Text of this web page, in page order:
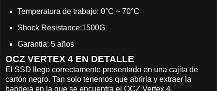
Temperatura de trabajo: 0°C ~ 70°C
Shock Resistance:1500G
Garantia: 5 años
OCZ VERTEX 4 EN DETALLE
El SSD llego correctamente presentado en una cajita de
cartón negro. Tan solo tenemos que abrirla y extraer la
bandeja en la que se encuentra el OCZ Vertex 4.